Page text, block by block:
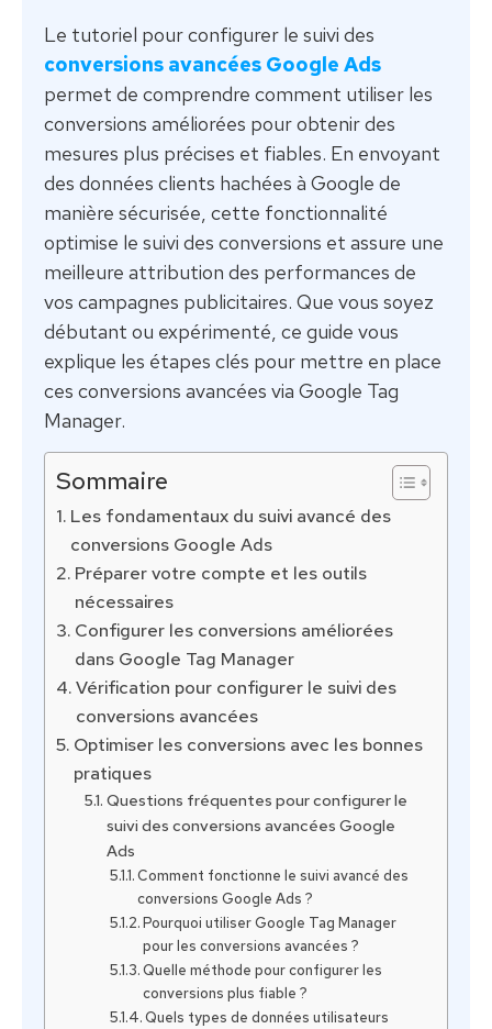
Le tutoriel pour configurer le suivi des
conversions avancées Google Ads
permet de comprendre comment utiliser les
conversions améliorées pour obtenir des
mesures plus précises et fiables. En envoyant
des données clients hachées à Google de
manière sécurisée, cette fonctionnalité
optimise le suivi des conversions et assure une
meilleure attribution des performances de
vos campagnes publicitaires. Que vous soyez
débutant ou expérimenté, ce guide vous
explique les étapes clés pour mettre en place
ces conversions avancées via Google Tag
Manager.
Sommaire
Les fondamentaux du suivi avancé des
conversions Google Ads
Préparer votre compte et les outils
nécessaires
Configurer les conversions améliorées
dans Google Tag Manager
Vérification pour configurer le suivi des
conversions avancées
Optimiser les conversions avec les bonnes
pratiques
Questions fréquentes pour configurer le
suivi des conversions avancées Google
Ads
Comment fonctionne le suivi avancé des
conversions Google Ads ?
Pourquoi utiliser Google Tag Manager
pour les conversions avancées ?
Quelle méthode pour configurer les
conversions plus fiable ?
Quels types de données utilisateurs